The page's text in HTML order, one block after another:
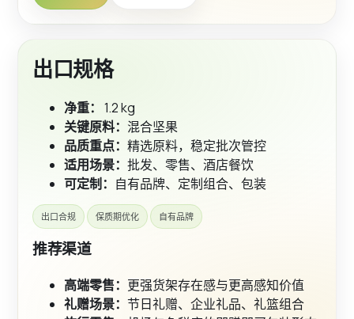
出口规格
净重： 1.2 kg
关键原料： 混合坚果
品质重点： 精选原料，稳定批次管控
适用场景： 批发、零售、酒店餐饮
可定制： 自有品牌、定制组合、包装
出口合规 保质期优化 自有品牌
推荐渠道
高端零售： 更强货架存在感与更高感知价值
礼赠场景： 节日礼赠、企业礼品、礼篮组合